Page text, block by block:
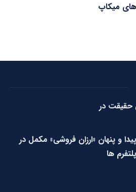
های میکاپ
حقیقت در
پیدا و پنهان «ارزان فروشی» مکمل در
پلتفرم ها